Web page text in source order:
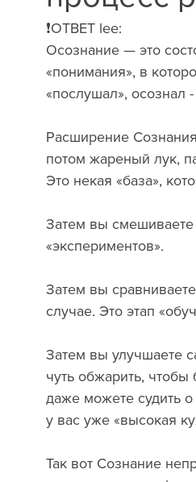
❗️ОТВЕТ lee:
Осознание — это
«понимания», в
«послушал», осознал
Расширение
потом жареный лук,
Это некая «база»,
Затем вы смешиваете
«экспериментов».
Затем вы
случае. Это этап
Затем вы улучшаете
чуть обжарить,
даже можете судить
у вас уже «высокая
Так вот Сознание